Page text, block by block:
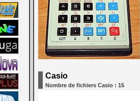
Casio
Nombre de fichiers Casio : 15